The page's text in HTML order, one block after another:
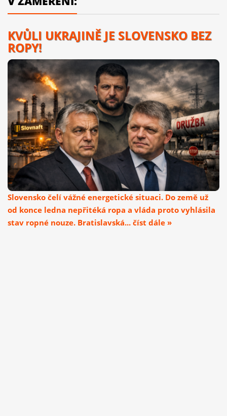
KVŮLI UKRAJINĚ JE SLOVENSKO BEZ
ROPY!
Slovensko čelí vážné energetické situaci. Do země už
od konce ledna nepřitéká ropa a vláda proto vyhlásila
stav ropné nouze. Bratislavská... číst dále »